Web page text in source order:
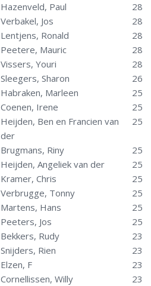
Hazenveld, Paul
28
Verbakel, Jos
28
Lentjens, Ronald
28
Peetere, Mauric
28
Vissers, Youri
28
Sleegers, Sharon
26
Habraken, Marleen
25
Coenen, Irene
25
Heijden, Ben en Francien van
der
25
Brugmans, Riny
25
Heijden, Angeliek van der
25
Kramer, Chris
25
Verbrugge, Tonny
25
Martens, Hans
25
Peeters, Jos
25
Bekkers, Rudy
23
Snijders, Rien
23
Elzen, F
23
Cornellissen, Willy
23